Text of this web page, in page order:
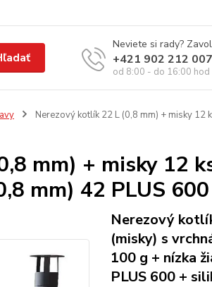
Neviete si rady?
+421 902 212 007
od 8:00 - do 16:00 hod
Nerezový kotlík 22 L (0,8 mm) + misky 12
mm) + misky 12
mm) 42 PLUS 600
Nerezový
(misky) s
100 g + nízka
PLUS 600 +